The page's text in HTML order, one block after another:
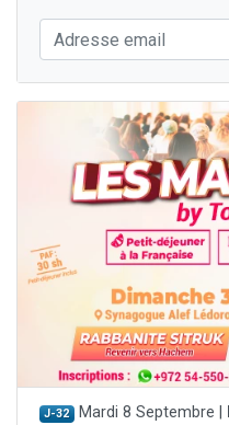
J-32 Mardi 8 Septembre |